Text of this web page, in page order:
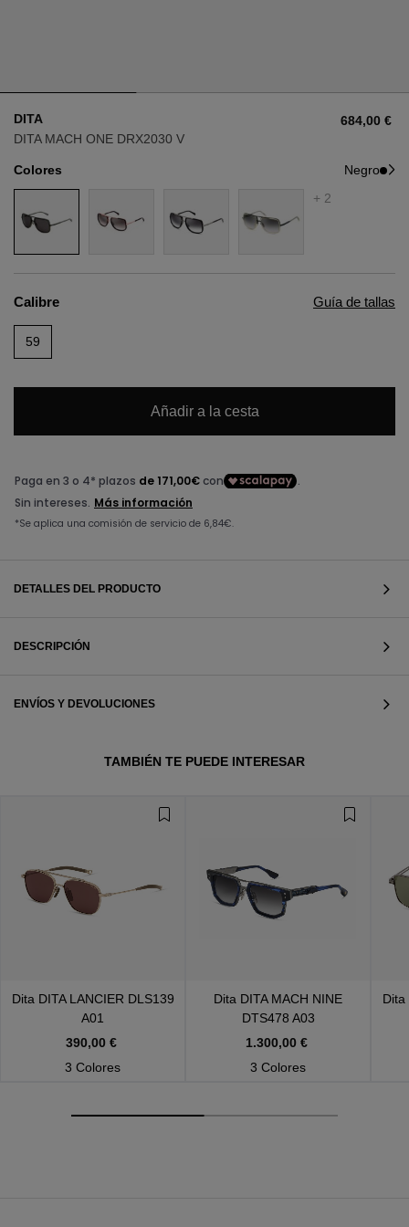
AVIADOR
OJO DE GATO
RECTANGULAR/CUADRADA
REDONDA/OVALADA
AVIADOR
OJO DE GATO
RECTANGULAR/CUADRADA
REDONDA/OVALADA
DITA
DITA MACH ONE DRX2030 V
684,00 €
Colores
Negro
+ 2
Calibre Guía de tallas
59
Añadir a la cesta
DETALLES DEL PRODUCTO
DESCRIPCIÓN
ENVÍOS Y DEVOLUCIONES
TAMBIÉN TE PUEDE INTERESAR
Dita DITA LANCIER DLS139
A01
390,00 €
3 Colores
Dita DITA MACH NINE
DTS478 A03
1.300,00 €
3 Colores
Dita